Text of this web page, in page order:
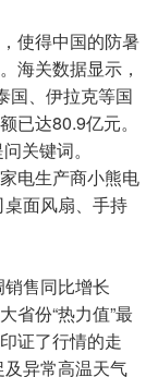
使得中国的防暑
海关数据显示，
国、伊拉克等国
已达80.9亿元。
关键词。
电生产商小熊电
面风扇、手持
销售同比增长
省份“热力值”最
证了行情的走
及异常高温天气